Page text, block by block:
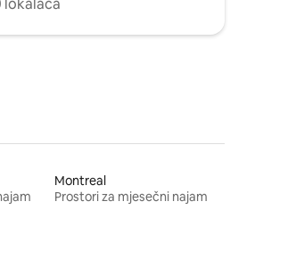
lokalaca
Montreal
Prostori za mjesečni najam